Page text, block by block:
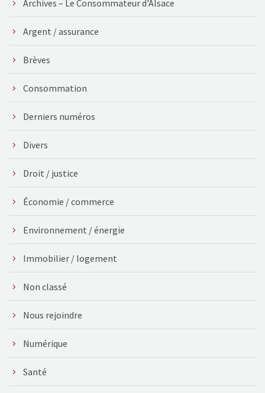
Archives – Le Consommateur d'Alsace
Argent / assurance
Brèves
Consommation
Derniers numéros
Divers
Droit / justice
Économie / commerce
Environnement / énergie
Immobilier / logement
Non classé
Nous rejoindre
Numérique
Santé